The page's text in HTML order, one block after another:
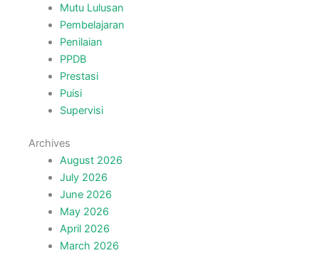
Mutu Lulusan
Pembelajaran
Penilaian
PPDB
Prestasi
Puisi
Supervisi
Archives
August 2026
July 2026
June 2026
May 2026
April 2026
March 2026